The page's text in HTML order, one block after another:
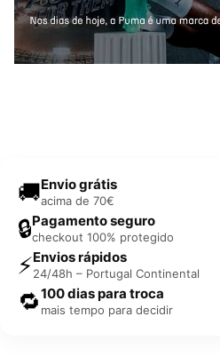
🚚Envio grátis
acima de 70€
🔒Pagamento seguro
checkout 100% protegido
⚡Envios rápidos
24/48h – Portugal Continental
🔁100 dias para troca
mais tempo para decidir